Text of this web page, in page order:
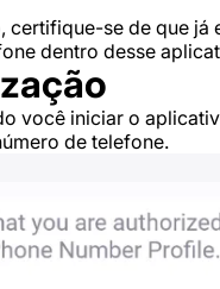
se de que já
dentro desse
você iniciar o
de telefone.